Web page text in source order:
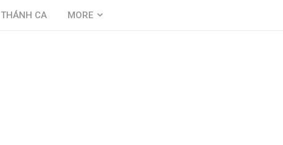
THÁNH CA MORE